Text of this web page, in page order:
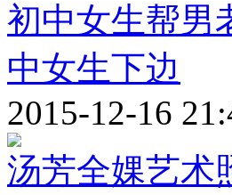
初中女生帮男
中女生下边
2015-12-16
汤芳全婐艺术